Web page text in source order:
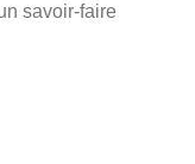
savoir-faire